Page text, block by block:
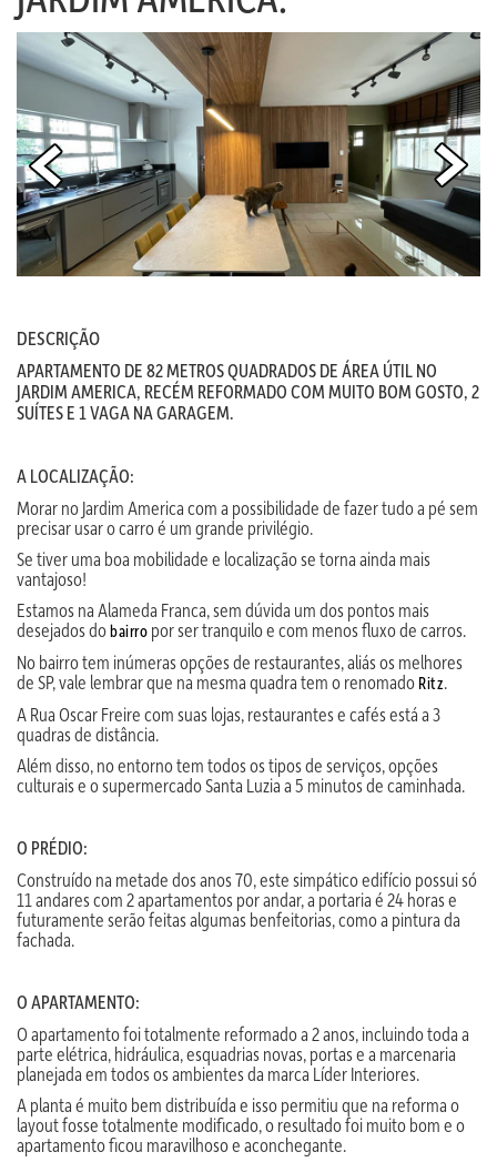
DESCRIÇÃO
APARTAMENTO DE 82 METROS QUADRADOS DE ÁREA ÚTIL NO
JARDIM AMERICA, RECÉM REFORMADO COM MUITO BOM GOSTO, 2
SUÍTES E 1 VAGA NA GARAGEM.
A LOCALIZAÇÃO:
Morar no Jardim America com a possibilidade de fazer tudo a pé sem
precisar usar o carro é um grande privilégio.
Se tiver uma boa mobilidade e localização se torna ainda mais
vantajoso!
Estamos na Alameda Franca, sem dúvida um dos pontos mais
desejados dobairro por ser tranquilo e com menos fluxo de carros.
No bairro tem inúmeras opções de restaurantes, aliás os melhores
de SP, vale lembrar que na mesma quadra tem o renomado Ritz.
A Rua Oscar Freire com suas lojas, restaurantes e cafés está a 3
quadras de distância.
Além disso, no entorno tem todos os tipos de serviços, opções
culturais e o supermercado Santa Luzia a 5 minutos de caminhada.
O PRÉDIO:
Construído na metade dos anos 70, este simpático edifício possui só
11 andares com 2 apartamentos por andar, a portaria é 24 horas e
futuramente serão feitas algumas benfeitorias, como a pintura da
fachada.
O APARTAMENTO:
O apartamento foi totalmente reformado a 2 anos, incluindo toda a
parte elétrica, hidráulica, esquadrias novas, portas e a marcenaria
planejada em todos os ambientes da marca Líder Interiores.
A planta é muito bem distribuída e isso permitiu que na reforma o
layout fosse totalmente modificado, o resultado foi muito bom e o
apartamento ficou maravilhoso e aconchegante.